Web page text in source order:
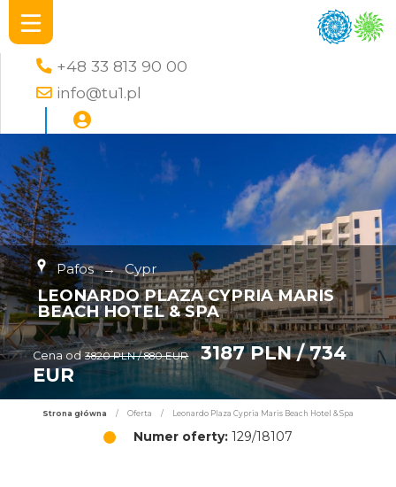
+48 33 813 90 00
info@tu1.pl
Pafos → Cypr
LEONARDO PLAZA CYPRIA MARIS
BEACH HOTEL & SPA
Cena od 3820 PLN / 880 EUR
3187 PLN / 734
EUR
Strona główna / Oferta / Leonardo Plaza Cypria Maris Beach Hotel & Spa
Numer oferty: 129/18107